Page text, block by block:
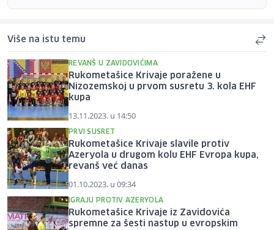
Više na istu temu
REVANŠ U ZAVIDOVIĆIMA
Rukometašice Krivaje poražene u
Nizozemskoj u prvom susretu 3. kola EHF
kupa
13.11.2023. u 14:50
PRVI SUSRET
Rukometašice Krivaje slavile protiv
Azeryola u drugom kolu EHF Evropa kupa,
revanš već danas
01.10.2023. u 09:34
IGRAJU PROTIV AZERYOLA
Rukometašice Krivaje iz Zavidovića
spremne za šesti nastup u evropskim